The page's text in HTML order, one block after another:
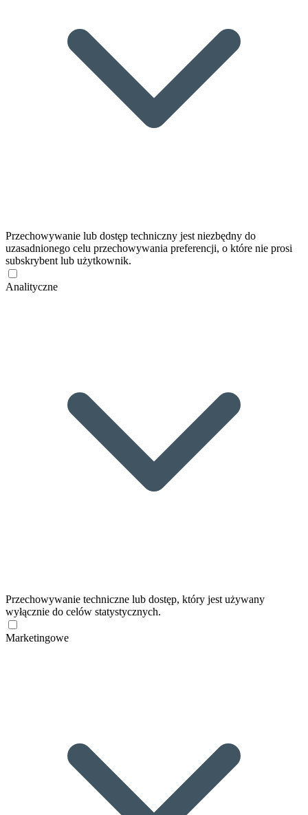
Przechowywanie lub dostęp techniczny jest niezbędny do
uzasadnionego celu przechowywania preferencji, o które nie prosi
subskrybent lub użytkownik.
Analityczne
Przechowywanie techniczne lub dostęp, który jest używany
wyłącznie do celów statystycznych.
Marketingowe